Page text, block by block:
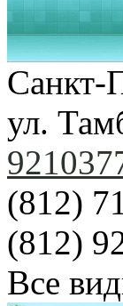
Санкт-
ул.
(812)
(812)
Все